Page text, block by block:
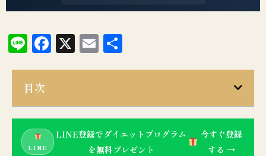
LineFacebook
X Email
有
目次
LINE
LINE登録でダイエットプログラム
を無料プレゼント
今すぐ登録
する →